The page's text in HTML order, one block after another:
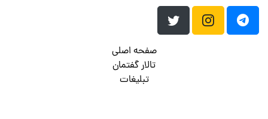
صفحه اصلی
تالار گفتمان
تبلیغات